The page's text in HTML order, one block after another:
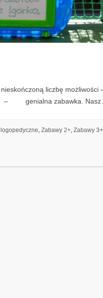
liczbę możliwości
– genialna zabawka.
Zabawy 2+, Zabawy 3+